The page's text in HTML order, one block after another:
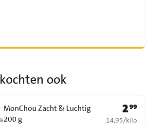
kochten ook
MonChou Zacht & Luchtig
200 g
Prijs: € 2,99
299
€ 14,95 per kilo
14,95/kilo